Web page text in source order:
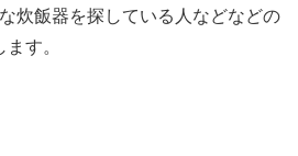
炊飯器を探している人などなどの
す。